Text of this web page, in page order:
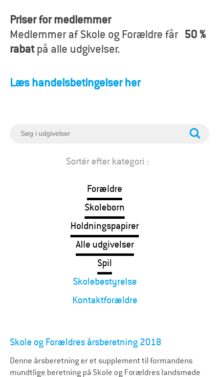
r
æ
d
e
Priser for medlemmer
Medlemmer af Skole og Forældre får 50 %
rabatpå alle udgivelser.
Læs handelsbetingelser her
S
Sortér efter kategori :
Forældre
Skolebørn
Holdningspapirer
Alle udgivelser
Spil
Skolebestyrelse
Kontaktforældre
Skole og Forældres årsberetning 2018
Denne årsberetning er et supplement til formandens
mundtlige beretning på Skole og Forældres landsmøde